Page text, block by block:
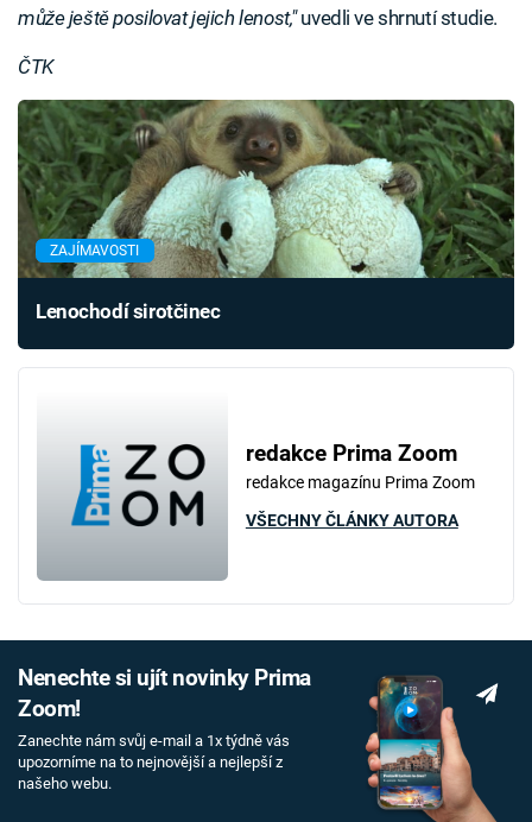
může ještě posilovat jejich lenost,"uvedli ve shrnutí studie.
ČTK
ZAJÍMAVOSTI
Lenochodí sirotčinec
redakce Prima Zoom
redakce magazínu Prima Zoom
VŠECHNY ČLÁNKY AUTORA
Nenechte si ujít novinky Prima
Zoom!
Zanechte nám svůj e-mail a 1x týdně vás
upozorníme na to nejnovější a nejlepší z
našeho webu.